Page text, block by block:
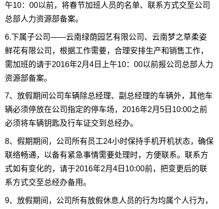
午10：00以前，将春节加班人员的名单、联系方式交至公司
总部人力资源部备案。
6.下属子公司——云南绿荫园艺有限公司、云南梦之草柔姿
鲜花有限公司，根据工作需要，合理安排生产和销售工作，
需加班的请于2016年2月4日上午10：00以前报公司总部人力
资源部备案。
7、放假期间公司车辆除总经理、副总经理的车辆外，其他车
辆必须停放在公司指定的停车场，2016年2月5日10:00之前
必须将车辆钥匙及行车证交到总经办。
8、假期期间，公司所有员工24小时保持手机开机状态，确保
联络畅通，以备有紧急事情需要处理时，方便联系。联系方
式如有变化的，请于2016年2月4日10:00前，把变更后的联
系方式交至总经办备用。
9、放假期间，公司所有放假休息人员的行为均属个人行为，